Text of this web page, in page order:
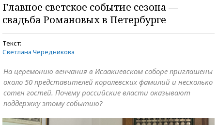
Главное светское событие сезона —
свадьба Романовых в Петербурге
Текст:
Светлана Чередникова
На церемонию венчания в Исаакиевском соборе приглашены
около 50 представителей королевских фамилий и несколько
сотен гостей. Почему российские власти оказывают
поддержку этому событию?